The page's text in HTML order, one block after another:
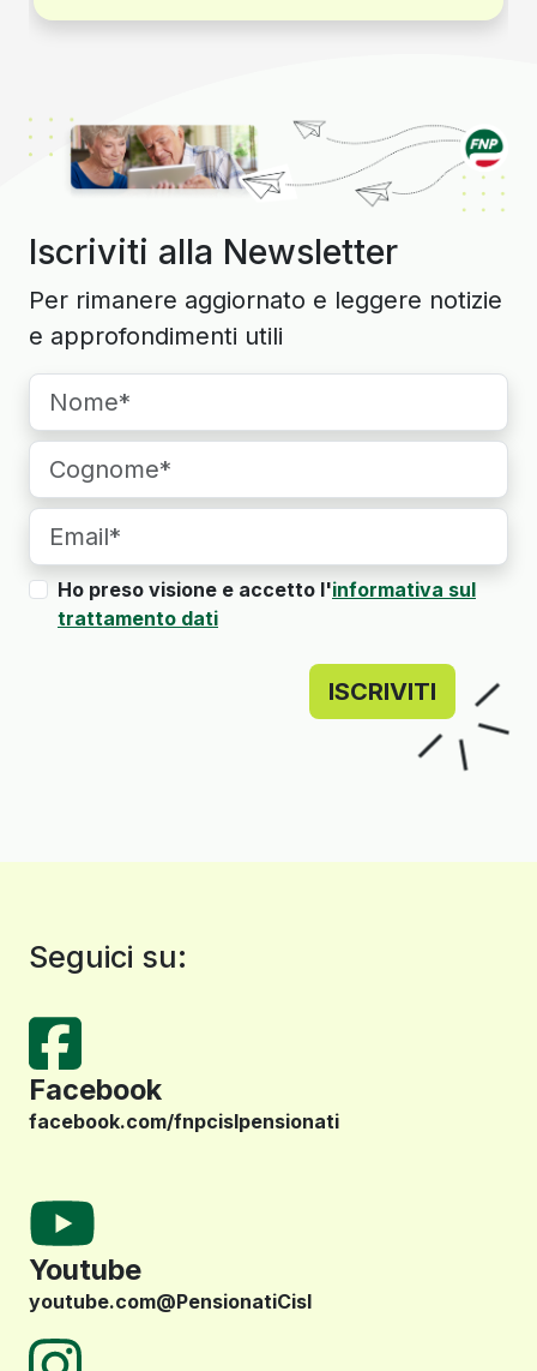
Iscriviti alla Newsletter
Per rimanere aggiornato e leggere notizie
e approfondimenti utili
Ho preso visione e accetto l'informativa sul
trattamento dati
ISCRIVITI
Seguici su:
Facebook
facebook.com/fnpcislpensionati
Youtube
youtube.com@PensionatiCisl